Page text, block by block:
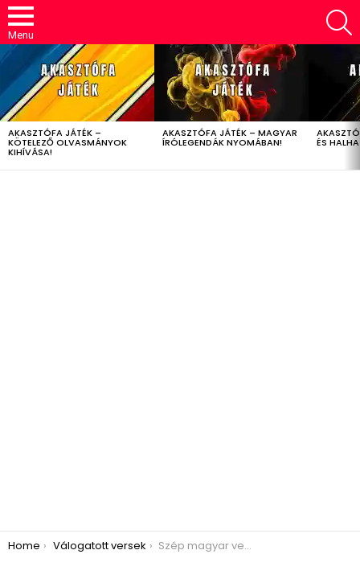
Menu
LATEST
STORIES
AKASZTÓFA JÁTÉK –
KÖTELEZŐ OLVASMÁNYOK
KIHÍVÁSA!
AKASZTÓFA JÁTÉK – MAGYAR
ÍRÓLEGENDÁK NYOMÁBAN! ÉS
You are here:
Home Válogatott versek Szép magyar versek gyerekeknek